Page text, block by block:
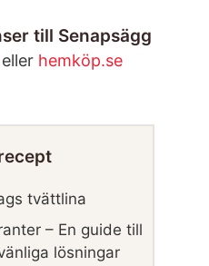
till Senapsägg
eller hemköp.se
tvättlina
– En guide till
lösningar